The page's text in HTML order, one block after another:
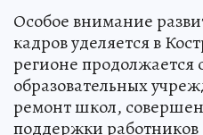
Особое внимание
кадров уделяется в
регионе продолжается
образовательных
ремонт школ,
поддержки